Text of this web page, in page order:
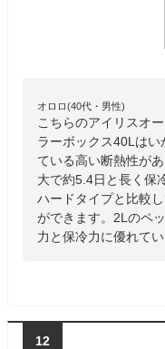
オロロ(40代・男性)
こちらのアイリスオ
ラーボックス40Lは
ている高い断熱性が
大で約5.4日と長く保
ハードタイプと比較
ができます。2Lのペ
力と保冷力に優れて
12